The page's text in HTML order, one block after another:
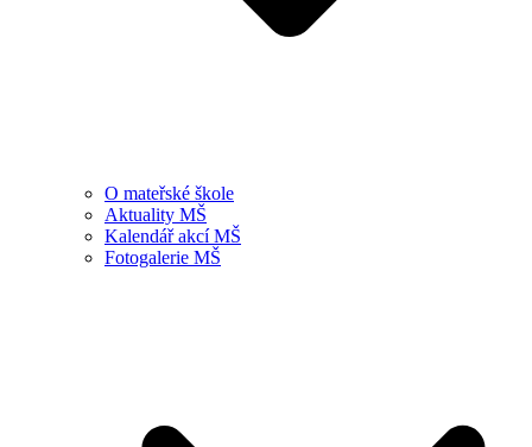
O mateřské škole
Aktuality MŠ
Kalendář akcí MŠ
Fotogalerie MŠ